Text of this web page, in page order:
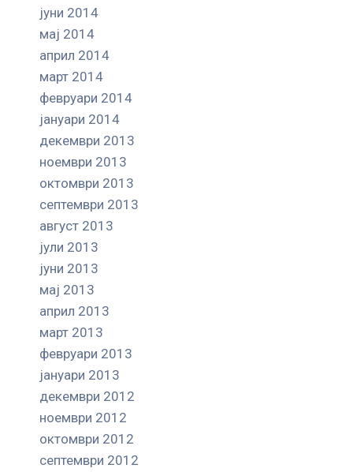
јуни 2014
мај 2014
април 2014
март 2014
февруари 2014
јануари 2014
декември 2013
ноември 2013
октомври 2013
септември 2013
август 2013
јули 2013
јуни 2013
мај 2013
април 2013
март 2013
февруари 2013
јануари 2013
декември 2012
ноември 2012
октомври 2012
септември 2012